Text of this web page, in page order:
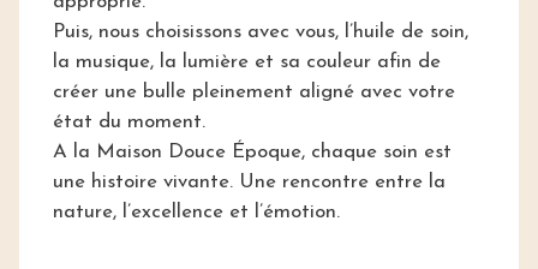
Puis, nous choisissons avec vous, l’huile de soin,
la musique, la lumière et sa couleur afin de
créer une bulle pleinement aligné avec votre
état du moment.
A la Maison Douce Époque, chaque soin est
une histoire vivante. Une rencontre entre la
nature, l’excellence et l’émotion.